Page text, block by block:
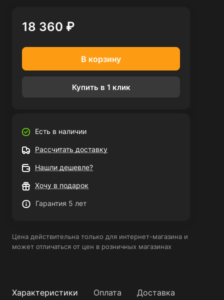
18 360 ₽
В корзину
Купить в 1 клик
Есть в наличии
Рассчитать доставку
Нашли дешевле?
Хочу в подарок
Гарантия 5 лет
Цена действительна только для интернет-магазина и
может отличаться от цен в розничных магазинах
Характеристики Оплата Доставка